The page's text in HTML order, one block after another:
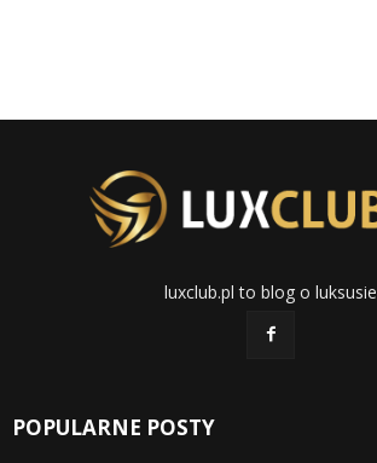
luxclub.pl to blog o luksusie
POPULARNE POSTY